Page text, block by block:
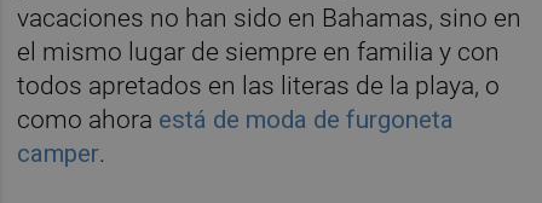
vacaciones no han sido en Bahamas, sino en
el mismo lugar de siempre en familia y con
todos apretados en las literas de la playa, o
como ahora está de moda de furgoneta
camper.